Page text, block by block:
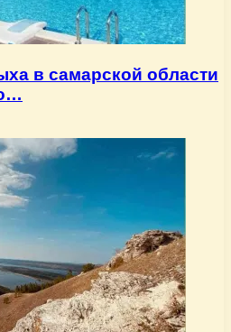
в самарской области